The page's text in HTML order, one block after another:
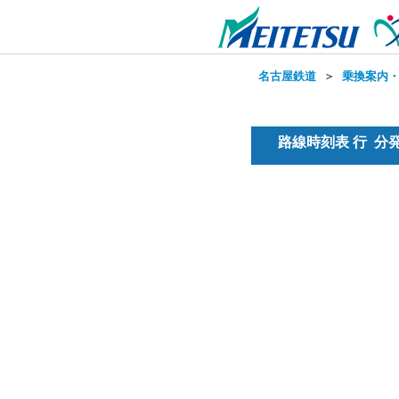
名古屋鉄道 ＞ 乗換案内
路線時刻表 行 分